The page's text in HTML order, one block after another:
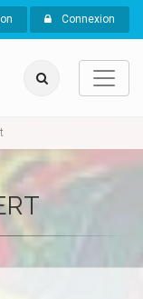
Connexion